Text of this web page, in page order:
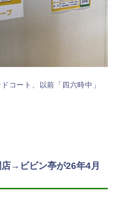
コート、以前「四六時中」
→ビビン亭が26年4月